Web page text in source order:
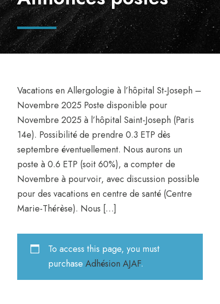
Vacations en Allergologie à l’hôpital St-Joseph –
Novembre 2025 Poste disponible pour
Novembre 2025 à l’hôpital Saint-Joseph (Paris
14e). Possibilité de prendre 0.3 ETP dès
septembre éventuellement. Nous aurons un
poste à 0.6 ETP (soit 60%), a compter de
Novembre à pourvoir, avec discussion possible
pour des vacations en centre de santé (Centre
Marie-Thérèse). Nous […]
To access this page, you must
purchase Adhésion AJAF.